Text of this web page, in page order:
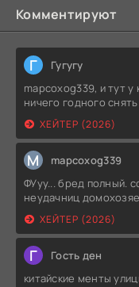
Комментируют
Г Гугугу
mapcoxog339, и тут
ничего годного
ХЕЙТЕР (2026)
M mapcoxog339
ФУуу... бред полный.
неудачниц
ХЕЙТЕР (2026)
Г Гость ден
китайские менты